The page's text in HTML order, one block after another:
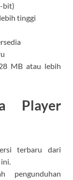
bit)
tinggi
MB atau lebih
Player
terbaru dari
pengunduhan